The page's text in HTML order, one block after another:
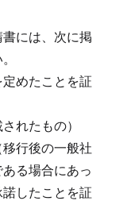
には、次に掲
めたことを証
れたもの）
行後の一般社
る場合にあっ
したことを証